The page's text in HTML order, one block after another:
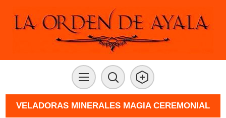
VELADORAS MINERALES MAGIA CEREMONIAL